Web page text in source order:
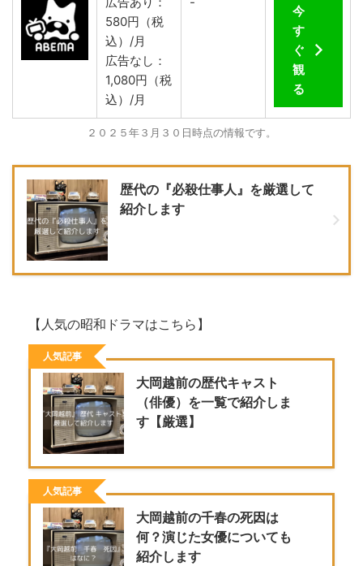
580円（税
込）/月
広告なし：
1,080円（税
込）/月
今
す
ぐ
観
る
２０２５年３月３０日時点の情報です。
歴代の『必殺仕事人』を厳選して
紹介します
【人気の昭和ドラマはこちら】
人気記事
大岡越前の歴代キャスト
（俳優）を一覧で紹介しま
す【厳選】
人気記事
大岡越前の千春の死因は
何？演じた女優についても
紹介します